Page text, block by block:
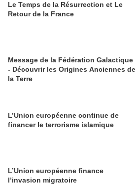
Le Temps de la Résurrection et Le
Retour de la France
Message de la Fédération Galactique
- Découvrir les Origines Anciennes de
la Terre
L’Union européenne continue de
financer le terrorisme islamique
L’Union européenne finance
l’invasion migratoire